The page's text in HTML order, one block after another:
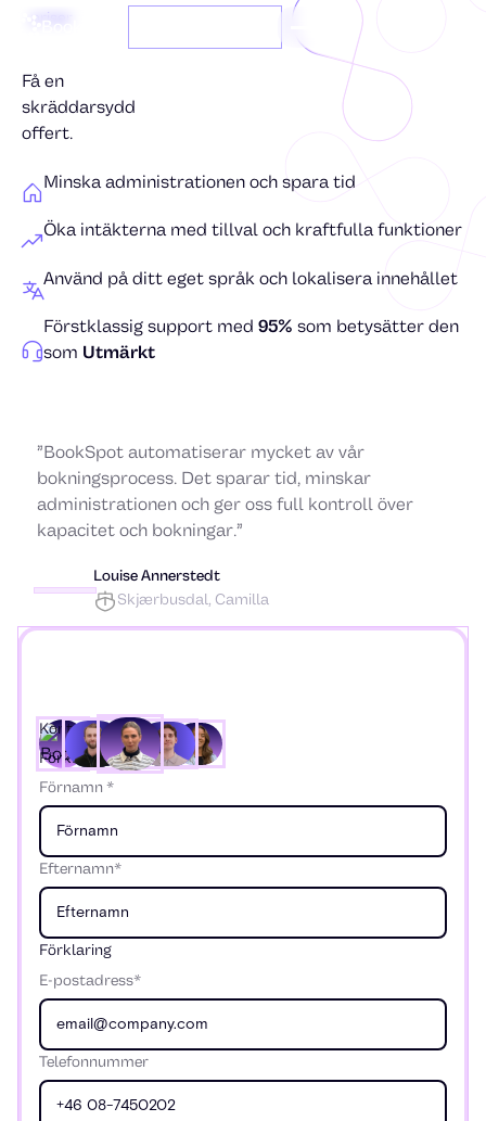
BookSpot
priser
Få en
skräddarsydd
offert.
Minska administrationen och spara tid
Öka intäkterna med tillval och kraftfulla funktioner
Använd på ditt eget språk och lokalisera innehållet
Förstklassig support med 95% som betysätter den
som Utmärkt
”BookSpot automatiserar mycket av vår
bokningsprocess. Det sparar tid, minskar
administrationen och ger oss full kontroll över
kapacitet och bokningar.”
Louise Annerstedt
Skjærbusdal, Camilla
Kontaktuppgifter
Förklaring
Förnamn *
Efternamn*
Förklaring
E-postadress*
Telefonnummer